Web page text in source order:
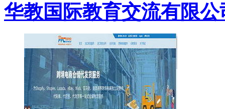
华教国际教育交流有限公